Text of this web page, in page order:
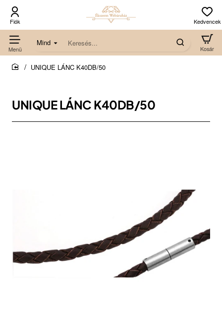
Mind
Keresés...
UNIQUE LÁNC K40DB/50
UNIQUE LÁNC K40DB/50